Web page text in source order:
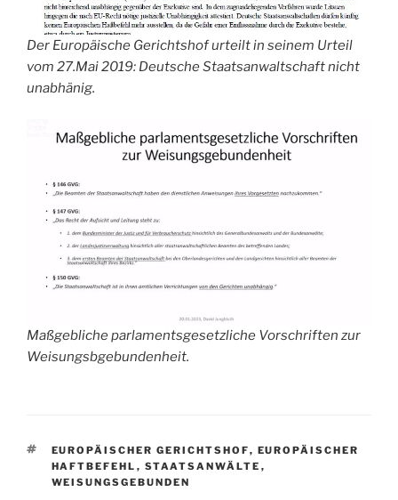
Der Europäische Gerichtshof urteilt in seinem Urteil
vom 27.Mai 2019: Deutsche Staatsanwaltschaft nicht
unabhänig.
Maßgebliche parlamentsgesetzliche Vorschriften zur
Weisungsbgebundenheit.
SCHLAGWÖRTER
EUROPÄISCHER GERICHTSHOF, EUROPÄISCHER
HAFTBEFEHL , STAATSANWÄLTE ,
WEISUNGSGEBUNDEN